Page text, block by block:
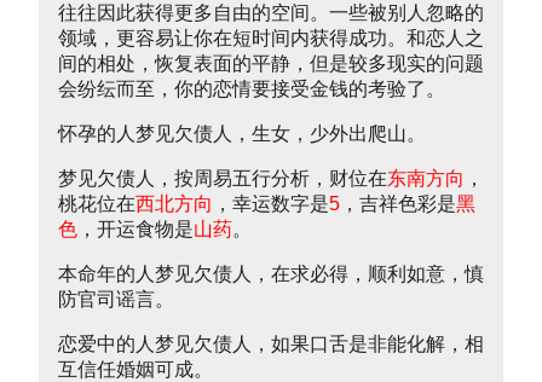
往往因此获得更多自由的空间。一些被别人忽略的
领域，更容易让你在短时间内获得成功。和恋人之
间的相处，恢复表面的平静，但是较多现实的问题
会纷纭而至，你的恋情要接受金钱的考验了。
怀孕的人梦见欠债人，生女，少外出爬山。
梦见欠债人，按周易五行分析，财位在东南方向 ，
桃花位在西北方向 ，幸运数字是5 ，吉祥色彩是黑
色 ，开运食物是山药。
本命年的人梦见欠债人，在求必得，顺利如意，慎
防官司谣言。
恋爱中的人梦见欠债人，如果口舌是非能化解，相
互信任婚姻可成。